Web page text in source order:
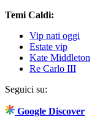
Temi Caldi:
Vip nati oggi
Estate vip
Kate Middleton
Re Carlo III
Seguici su:
Google Discover